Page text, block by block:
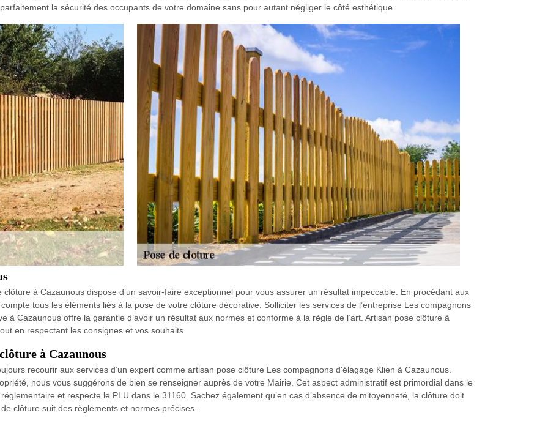
la sécurité des occupants de votre domaine sans pour autant négliger le côté esthétique.
à Cazaunous dispose d’un savoir-faire exceptionnel pour vous assurer un résultat impeccable. En procédant aux
tous les éléments liés à la pose de votre clôture décorative. Solliciter les services de l’entreprise Les compagnons
à Cazaunous offre la garantie d’avoir un résultat aux normes et conforme à la règle de l’art. Artisan pose clôture à
en respectant les consignes et vos souhaits.
à Cazaunous
recourir aux services d’un expert comme artisan pose clôture Les compagnons d'élagage Klien à Cazaunous.
nous vous suggérons de bien se renseigner auprès de votre Mairie. Cet aspect administratif est primordial dans le
et respecte le PLU dans le 31160. Sachez également qu’en cas d’absence de mitoyenneté, la clôture doit
clôture suit des règlements et normes précises.